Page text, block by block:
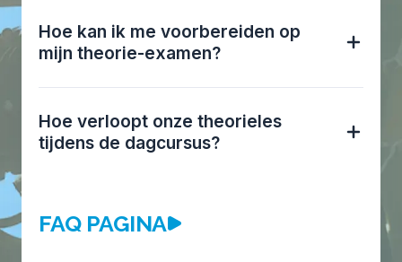
Hoe kan ik me voorbereiden op
mijn theorie-examen?
Hoe verloopt onze theorieles
tijdens de dagcursus?
FAQ PAGINA